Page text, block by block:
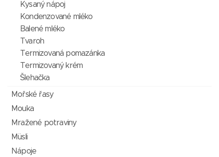
Kysaný nápoj
Kondenzované mléko
Balené mléko
Tvaroh
Termizovaná pomazánka
Termizovaný krém
Šlehačka
Mořské řasy
Mouka
Mražené potraviny
Müsli
Nápoje